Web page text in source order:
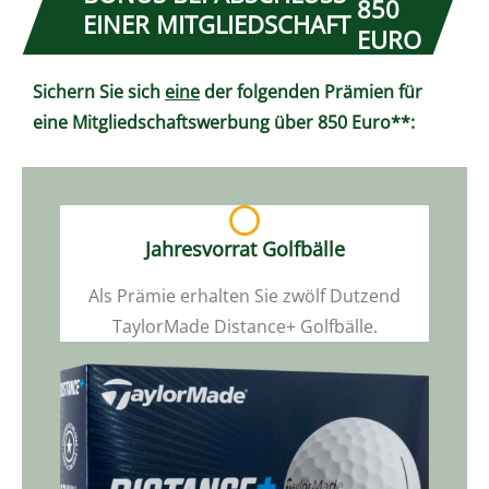
EINER MITGLIEDSCHAFT 850
EURO
Sichern Sie sich eine der folgenden Prämien für
eine Mitgliedschaftswerbung über 850 Euro**:
Jahresvorrat Golfbälle
Als Prämie erhalten Sie zwölf Dutzend
TaylorMade Distance+ Golfbälle.